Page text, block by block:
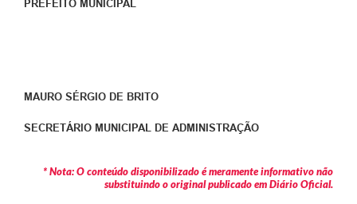
PREFEITO MUNICIPAL
MAURO SÉRGIO DE BRITO
SECRETÁRIO MUNICIPAL DE ADMINISTRAÇÃO
* Nota: O conteúdo disponibilizado é meramente informativo não
substituindo o original publicado em Diário Oficial.